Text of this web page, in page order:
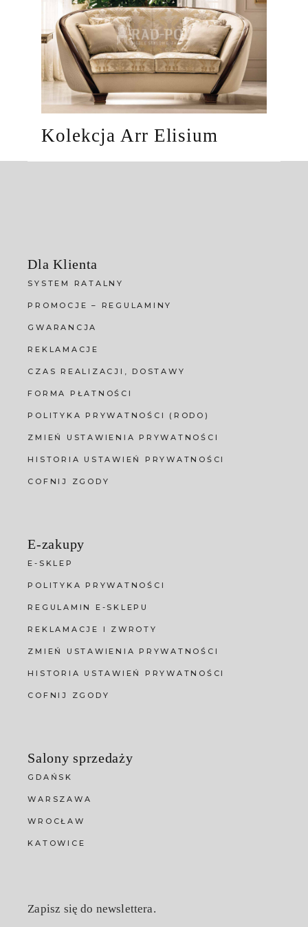
Kolekcja Arr Elisium
Dla Klienta
SYSTEM RATALNY
PROMOCJE – REGULAMINY
GWARANCJA
REKLAMACJE
CZAS REALIZACJI, DOSTAWY
FORMA PŁATNOŚCI
POLITYKA PRYWATNOŚCI (RODO)
ZMIEŃ USTAWIENIA PRYWATNOŚCI
HISTORIA USTAWIEŃ PRYWATNOŚCI
COFNIJ ZGODY
E-zakupy
E-SKLEP
POLITYKA PRYWATNOŚCI
REGULAMIN E-SKLEPU
REKLAMACJE I ZWROTY
ZMIEŃ USTAWIENIA PRYWATNOŚCI
HISTORIA USTAWIEŃ PRYWATNOŚCI
COFNIJ ZGODY
Salony sprzedaży
GDAŃSK
WARSZAWA
WROCŁAW
KATOWICE
Zapisz się do newslettera.